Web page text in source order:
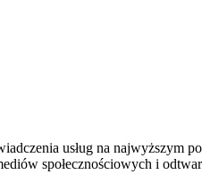
usług na
społecznościowych i